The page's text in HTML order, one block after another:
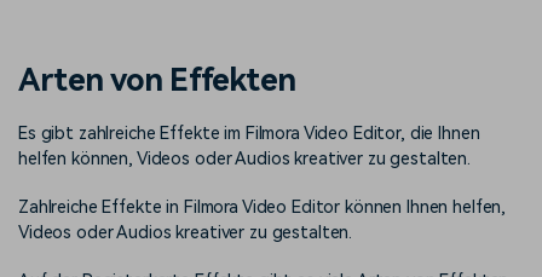
Kickstart Bootcamp
Lernen, ausdrücken und
Videobearbeitungs-
Fähigkeiten mit Filmora
DIY-Spezialeffekte
Erfahren Sie, wie Sie einen
können
Über Uns
und Kunden
Bewertungen
Nachrichten und
Bewertungen
KAUFEN
Suchen
Arten von Effekten
Es gibt zahlreiche Effekte im Filmora Video Editor, die Ihnen
helfen können, Videos oder Audios kreativer zu gestalten.
Zahlreiche Effekte in Filmora Video Editor können Ihnen helfen,
Videos oder Audios kreativer zu gestalten.